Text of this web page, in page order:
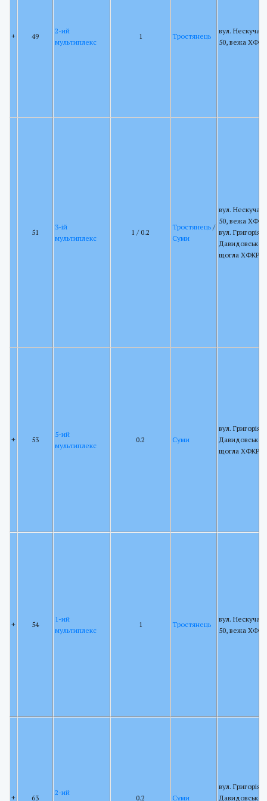
+ 49
2-ий
мультиплекс
1 Тростянець
вул.
50, вежа
51
3-ій
мультиплекс
1 / 0.2
Тростянець /
Суми
вул.
50, вежа
вул. Григорія
щогла ХФКРРТ
+ 53
5-ий
мультиплекс
0.2 Суми
вул. Григорія
щогла ХФКРРТ
+ 54
1-ий
мультиплекс
1 Тростянець
вул.
50, вежа
+ 63
2-ий
0.2 Суми
вул. Григорія